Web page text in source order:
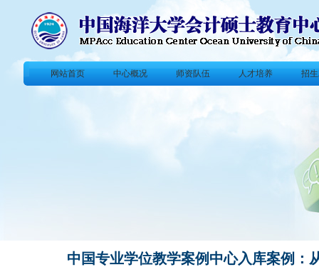
网站首页 中心概况 师资队伍 人才培养 招
中国专业学位教学案例中心入库案例：